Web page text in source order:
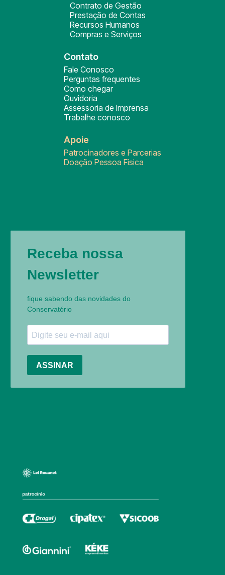
Contrato de Gestão
Prestação de Contas
Recursos Humanos
Compras e Serviços
Contato
Fale Conosco
Perguntas frequentes
Como chegar
Ouvidoria
Assessoria de Imprensa
Trabalhe conosco
Apoie
Patrocinadores e Parcerias
Doação Pessoa Física